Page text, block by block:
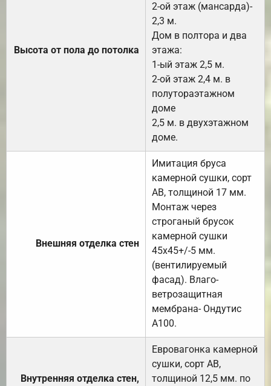
Высота от пола до потолка
2-ой этаж (мансарда)-
2,3 м.
Дом в полтора и два
этажа:
1-ый этаж 2,5 м.
2-ой этаж 2,4 м. в
полутораэтажном
доме
2,5 м. в двухэтажном
доме.
Внешняя отделка стен
Имитация бруса
камерной сушки, сорт
АВ, толщиной 17 мм.
Монтаж через
строганый брусок
камерной сушки
45х45+/-5 мм.
(вентилируемый
фасад). Влаго-
ветрозащитная
мембрана- Ондутис
А100.
Внутренняя отделка стен,
Евровагонка камерной
сушки, сорт АВ,
толщиной 12,5 мм. по